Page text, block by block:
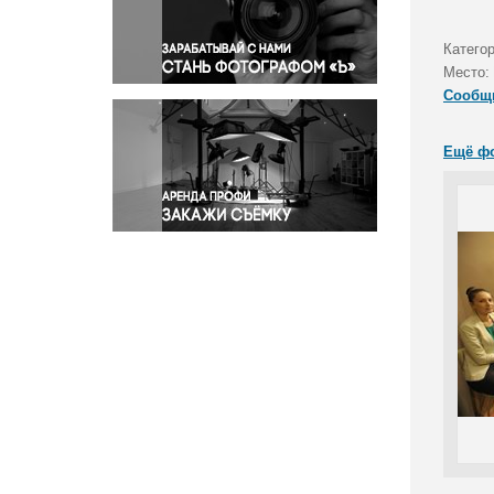
Правосудие
Происшествия и конфликты
Религия
Светская жизнь
Спорт
Экология
Экономика и бизнес
Место:
Ещё